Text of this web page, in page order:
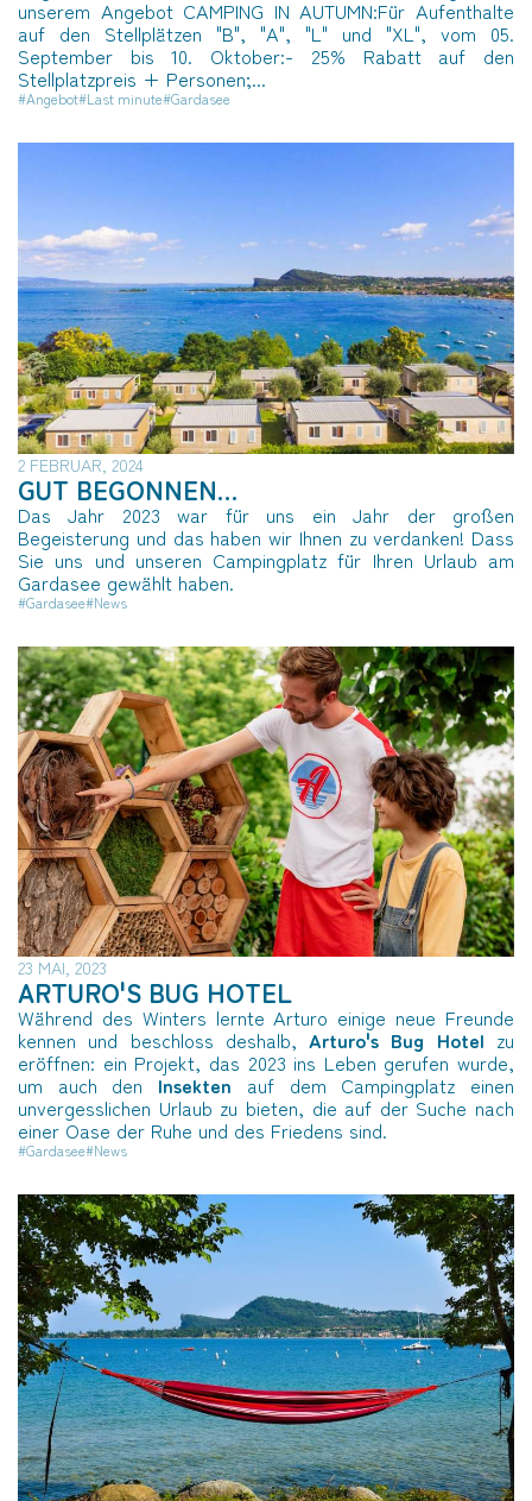
unserem Angebot CAMPING IN AUTUMN:Für Aufenthalte
auf den Stellplätzen "B", "A", "L" und "XL", vom 05.
September bis 10. Oktober:- 25% Rabatt auf den
Stellplatzpreis + Personen;...
#Angebot#Last minute#Gardasee
2 FEBRUAR, 2024
GUT BEGONNEN…
Das Jahr 2023 war für uns ein Jahr der großen
Begeisterung und das haben wir Ihnen zu verdanken! Dass
Sie uns und unseren Campingplatz für Ihren Urlaub am
Gardasee gewählt haben.
#Gardasee#News
23 MAI, 2023
ARTURO'S BUG HOTEL
Während des Winters lernte Arturo einige neue Freunde
kennen und beschloss deshalb,Arturo's Bug Hotel zu
eröffnen: ein Projekt, das 2023 ins Leben gerufen wurde,
um auch den Insekten auf dem Campingplatz einen
unvergesslichen Urlaub zu bieten, die auf der Suche nach
einer Oase der Ruhe und des Friedens sind.
#Gardasee#News